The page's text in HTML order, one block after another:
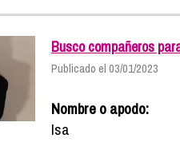
Busco compañeros
Publicado el 03/01/2023
Nombre o apodo:
Isa